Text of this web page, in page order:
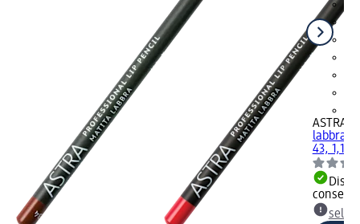
ASTRA
labbra
43, 1,1 g